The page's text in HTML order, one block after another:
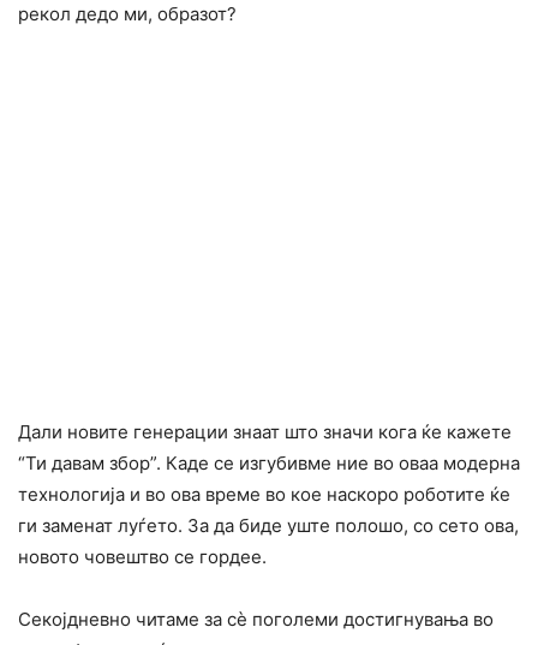
рекол дедо ми, образот?
Дали новите генерации знаат што значи кога ќе кажете
“Ти давам збор”. Каде се изгубивме ние во оваа модерна
технологија и во ова време во кое наскоро роботите ќе
ги заменат луѓето. За да биде уште полошо, со сето ова,
новото човештво се гордее.
Секојдневно читаме за сè поголеми достигнувања во